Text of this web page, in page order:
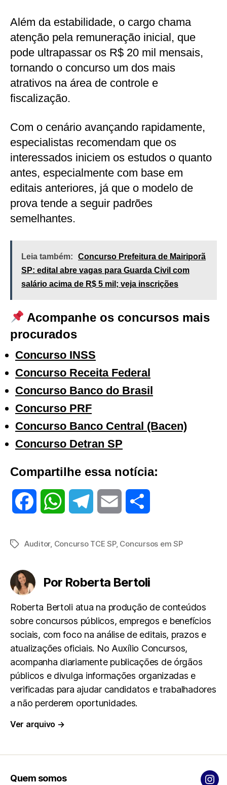
Além da estabilidade, o cargo chama
atenção pela remuneração inicial, que
pode ultrapassar os R$ 20 mil mensais,
tornando o concurso um dos mais
atrativos na área de controle e
fiscalização.
Com o cenário avançando rapidamente,
especialistas recomendam que os
interessados iniciem os estudos o quanto
antes, especialmente com base em
editais anteriores, já que o modelo de
prova tende a seguir padrões
semelhantes.
Leia também:
Concurso Prefeitura de Mairiporã
SP: edital abre vagas para Guarda Civil com
salário acima de R$ 5 mil; veja inscrições
Acompanhe os concursos mais
procurados
Concurso INSS
Concurso Receita Federal
Concurso Banco do Brasil
Concurso PRF
Concurso Banco Central (Bacen)
Concurso Detran SP
Compartilhe essa notícia:
o
o
k
A
p
p
r
m
TagsAuditor, Concurso TCE SP, Concursos em SP
Por Roberta Bertoli
Roberta Bertoli atua na produção de conteúdos
sobre concursos públicos, empregos e benefícios
sociais, com foco na análise de editais, prazos e
atualizações oficiais. No Auxílio Concursos,
acompanha diariamente publicações de órgãos
públicos e divulga informações organizadas e
verificadas para ajudar candidatos e trabalhadores
a não perderem oportunidades.
Ver arquivo →
Quem somos